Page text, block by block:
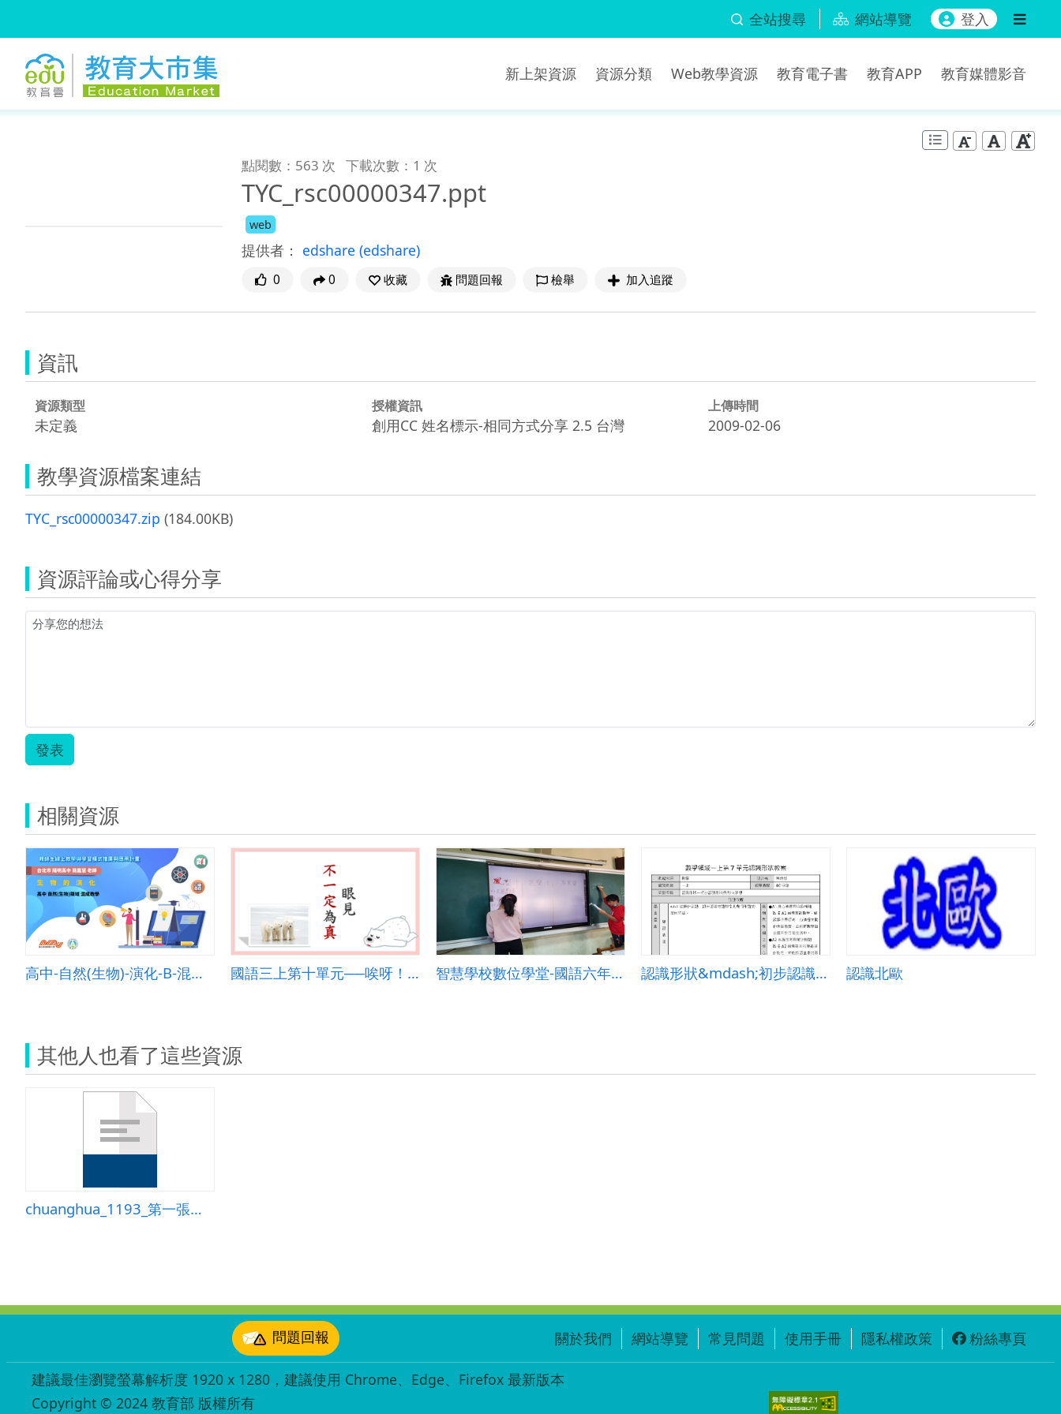
全站搜尋 網站導覽 登入
新上架資源 資源分類 Web教學資源 教育電子書 教育APP 教育媒體影音
點閱數：563 次 下載次數：1 次
TYC_rsc00000347.ppt
web
提供者： edshare (edshare)
0 0 收藏 問題回報 檢舉 加入追蹤
資訊
資源類型
未定義
授權資訊
創用CC 姓名標示-相同方式分享 2.5 台灣
上傳時間
2009-02-06
教學資源檔案連結
TYC_rsc00000347.zip (184.00KB)
資源評論或心得分享
發表
相關資源
高中-自然(生物)-演化-B-混成教學-臺北市陽明高中-簡嘉慧老師 國語三上第十單元──唉呀！誤會大了(課文深究) 智慧學校數位學堂-國語六年級國語「最好的味覺禮物」 認識形狀&mdash;初步認識形狀與形狀聯想 認識北歐
其他人也看了這些資源
chuanghua_1193_第一張相片
問題回報 關於我們 網站導覽 常見問題 使用手冊 隱私權政策 粉絲專頁
建議最佳瀏覽螢幕解析度 1920 x 1280，建議使用 Chrome、Edge、Firefox 最新版本
Copyright © 2024 教育部 版權所有